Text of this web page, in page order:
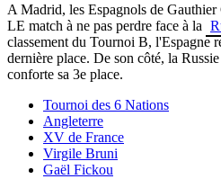
A Madrid, les Espagnols de
LE match à ne pas perdre face à la
classement du Tournoi B, l'Espagne
dernière place. De son côté, la
conforte sa 3e place.
Tournoi des 6 Nations
Angleterre
XV de France
Virgile Bruni
Gaël Fickou